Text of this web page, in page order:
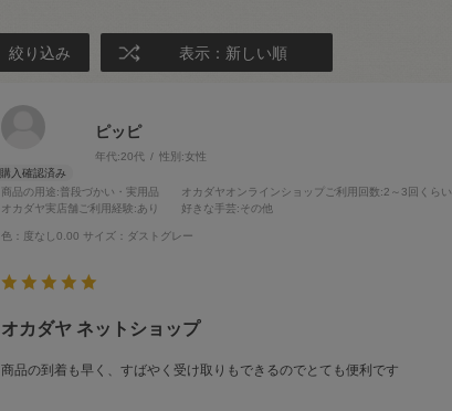
絞り込み 表示：新しい順
ピッピ
年代:20代 性別:女性
商品の用途:普段づかい・実用品 オカダヤオンラインショップご利用回数:2～3回くらい
オカダヤ実店舗ご利用経験:あり 好きな手芸:その他
色：度なし0.00 サイズ：ダストグレー
オカダヤ ネットショップ
商品の到着も早く、すばやく受け取りもできるのでとても便利です